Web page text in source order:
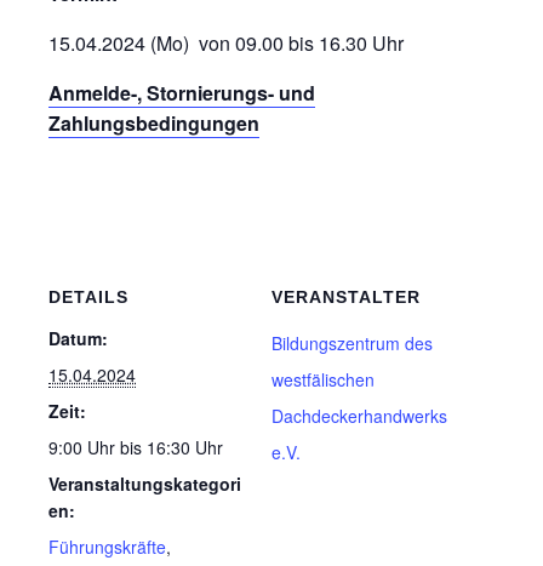
15.04.2024 (Mo) von 09.00 bis 16.30 Uhr
Anmelde-, Stornierungs- und
Zahlungsbedingungen
DETAILS
Datum:
15.04.2024
Zeit:
9:00 Uhr bis 16:30 Uhr
Veranstaltungskategori
en:
Führungskräfte,
VERANSTALTER
Bildungszentrum des
westfälischen
Dachdeckerhandwerks
e.V.